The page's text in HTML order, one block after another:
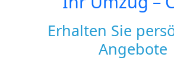
Erhalten Sie
Angebote